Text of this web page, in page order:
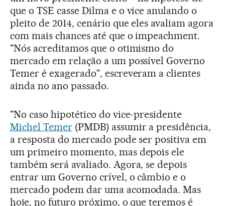
que o TSE casse Dilma e o vice anulando o
pleito de 2014, cenário que eles avaliam agora
com mais chances até que o impeachment.
"Nós acreditamos que o otimismo do
mercado em relação a um possível Governo
Temer é exagerado", escreveram a clientes
ainda no ano passado.
"No caso hipotético do vice-presidente
Michel Temer(PMDB) assumir a presidência,
a resposta do mercado pode ser positiva em
um primeiro momento, mas depois ele
também será avaliado. Agora, se depois
entrar um Governo crível, o câmbio e o
mercado podem dar uma acomodada. Mas
hoje, no futuro próximo, o que teremos é